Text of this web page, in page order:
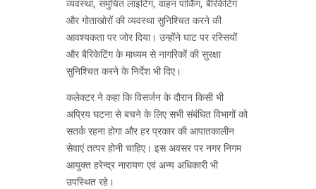
व्यवस्था, समुचित लाइटिंग, वाहन पार्किंग, बैरिकेटिंग
और गोताखोरों की व्यवस्था सुनिश्चित करने की
आवश्यकता पर जोर दिया। उन्होंने घाट पर रस्सियों
और बैरिकेटिंग के माध्यम से नागरिकों की सुरक्षा
सुनिश्चित करने के निर्देश भी दिए।
कलेक्टर ने कहा कि विसर्जन के दौरान किसी भी
अप्रिय घटना से बचने के लिए सभी संबंधित विभागों को
सतर्क रहना होगा और हर प्रकार की आपातकालीन
सेवाएं तत्पर होनी चाहिए। इस अवसर पर नगर निगम
आयुक्त हरेन्द्र नारायण एवं अन्य अधिकारी भी
उपस्थित रहे।